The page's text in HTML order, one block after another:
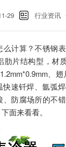
29 行业资讯
么计算？不锈钢
肋片结构型，材
、
速钎焊、氩弧
、防腐场所的不
面来看看。